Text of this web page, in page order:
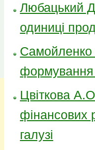
Любацький
одиниці
Самойленко
формування
Цвіткова
фінансових
галузі